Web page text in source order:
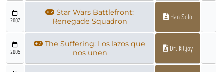
2007
Star Wars Battlefront:
Renegade Squadron
Han Solo
2005
The Suffering: Los lazos que
nos unen
Dr. Killjoy